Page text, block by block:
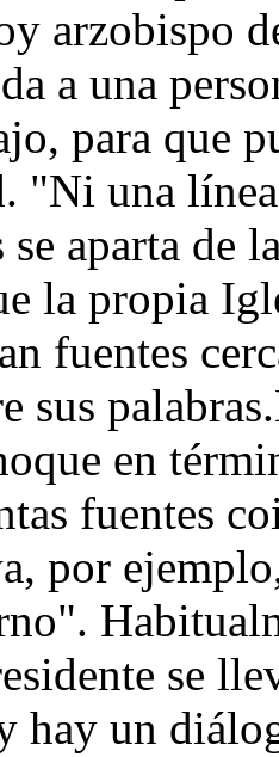
arzobispo
a una
para que
"Ni una
aparta de
la propia
fuentes
sus
en
fuentes
por
se
hay un